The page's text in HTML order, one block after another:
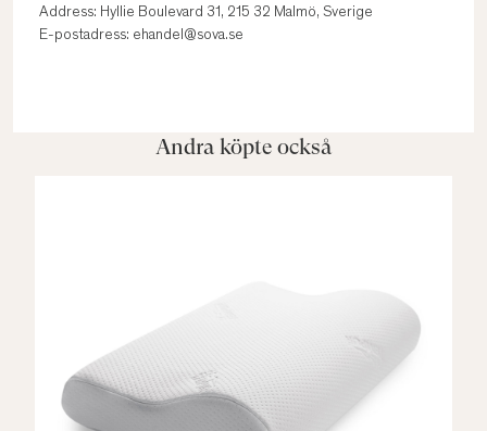
Address: Hyllie Boulevard 31, 215 32 Malmö, Sverige
E-postadress: ehandel@sova.se
Andra köpte också